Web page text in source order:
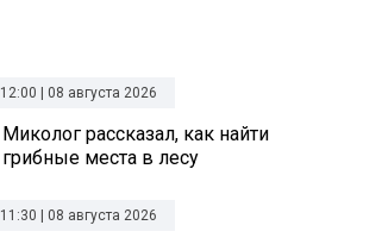
12:00 | 08 августа 2026
Миколог рассказал, как найти
грибные места в лесу
11:30 | 08 августа 2026